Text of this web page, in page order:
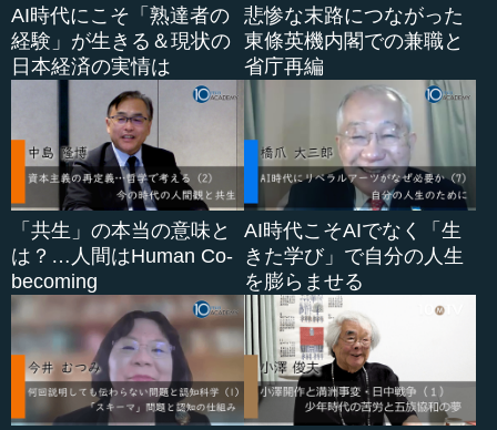
AI時代にこそ「熟達者の
経験」が生きる＆現状の
日本経済の実情は
悲惨な末路につながった
東條英機内閣での兼職と
省庁再編
「共生」の本当の意味と
は？…人間はHuman Co-
becoming
AI時代こそAIでなく「生
きた学び」で自分の人生
を膨らませる